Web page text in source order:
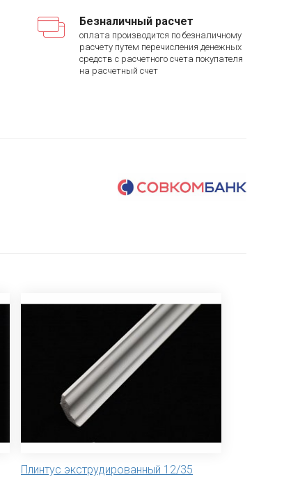
Безналичный расчет
оплата производится по безналичному
расчету путем перечисления денежных
средств с расчетного счета покупателя
на расчетный счет
Плинтус экструдированный 12/35